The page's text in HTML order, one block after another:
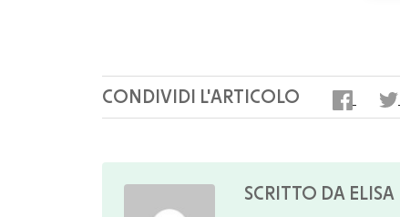
CONDIVIDI L'ARTICOLO
SCRITTO DA ELISA